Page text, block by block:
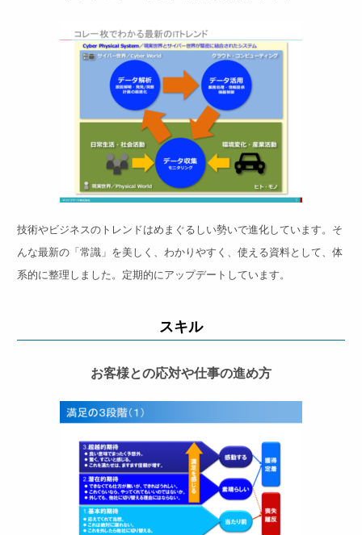
技術やビジネスのトレンドはめまぐるしい勢いで進化しています。そ
んな最新の「常識」を美しく、わかりやすく、使える資料として、体
系的に整理しました。定期的にアップデートしています。
スキル
お客様との応対や仕事の進め方